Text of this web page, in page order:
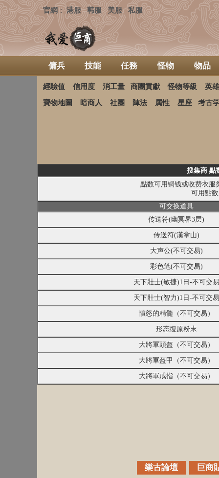
官網 ：港服 韩服 美服 私服
傭兵 技能 任務 怪物 物品
經驗值 信用度 消工量 商團貢獻 怪物等級 英
寶物地圖 暗商人 社團 陣法 属性 星座 考古
搜集商 點
點数可用铜钱或收费衣服
可用點
可交换道具
传送符(幽冥界3层)
传送符(漢拿山)
大声公(不可交易)
彩色笔(不可交易)
天下壯士(敏捷)1日-不可交易
天下壯士(智力)1日-不可交易
憤怒的精髓（不可交易）
形态復原粉末
大將軍頭盔（不可交易）
大將軍盔甲（不可交易）
大將軍戒指（不可交易）
樂古論壇 巨商